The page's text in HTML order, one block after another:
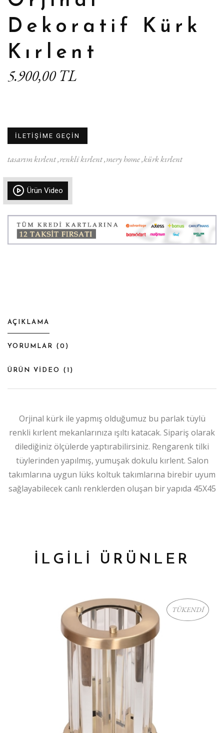
Dekoratif Kürk
Kırlent
5.900,00 TL
İLETİŞİME GEÇİN
tasarım kırlent renkli kırlent mery home kürk kırlent
Ürün Video
AÇIKLAMA
YORUMLAR ( 0 )
ÜRÜN VİDEO ( 1 )
Orjinal kürk ile yapmış olduğumuz bu parlak tüylü
renkli kırlent mekanlarınıza ışıltı katacak. Sipariş olarak
dilediğiniz ölçülerde yaptırabilirsiniz. Rengarenk tilki
tüylerinden yapılmış, yumuşak dokulu kırlent. Salon
takımlarına uygun lüks koltuk takımlarına birebir uyum
sağlayabilecek canlı renklerden oluşan bir yapıda 45X45
İLGİLİ ÜRÜNLER
TÜKENDİ